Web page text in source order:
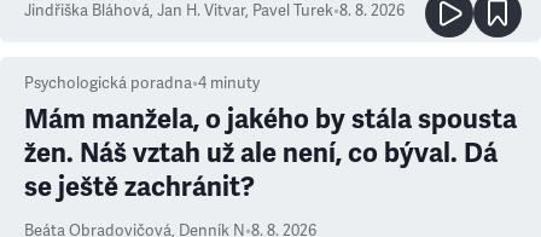
Jindřiška Bláhová, Jan H. Vitvar, Pavel Turek•8. 8. 2026
Psychologická poradna•4 minuty
Mám manžela, o jakého by stála spousta
žen. Náš vztah už ale není, co býval. Dá
se ještě zachránit?
Beáta Obradovičová, Denník N•8. 8. 2026